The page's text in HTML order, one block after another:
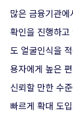
많은 금융기관
확인을 진행하고
도 얼굴인식을
용자에게 높은
신뢰할 만한 수
빠르게 확대 도